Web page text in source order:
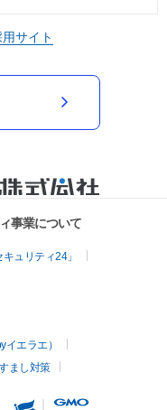
サイト
事業について
ュリティ24」
エラエ）
まし対策